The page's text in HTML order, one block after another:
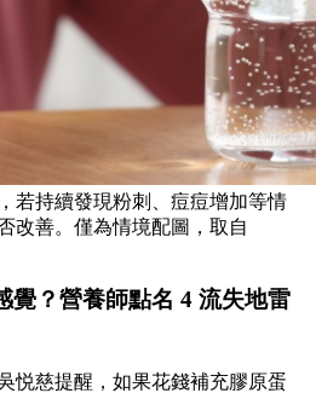
若持續發現粉刺、痘痘增加等情
改善。僅為情境配圖，取自
覺？營養師點名 4 流失地雷
悦慈提醒，如果花錢補充膠原蛋